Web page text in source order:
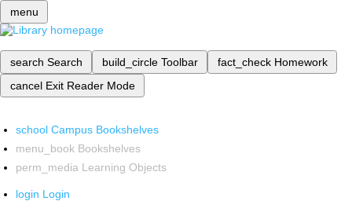
menu
search Search build_circle Toolbar fact_check Homework
cancel Exit Reader Mode
school Campus Bookshelves
menu_book Bookshelves
perm_media Learning Objects
login Login